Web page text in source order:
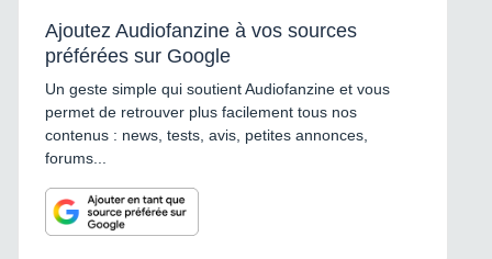
Ajoutez Audiofanzine à vos sources
préférées sur Google
Un geste simple qui soutient Audiofanzine et vous
permet de retrouver plus facilement tous nos
contenus : news, tests, avis, petites annonces,
forums...